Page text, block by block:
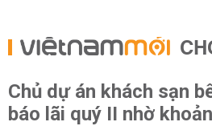
Chủ dự án khách sạn
báo lãi quý II nhờ